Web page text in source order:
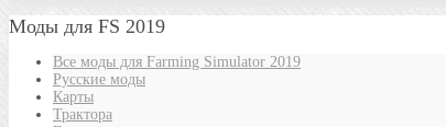
Моды для FS 2019
Все моды для Farming Simulator 2019
Русские моды
Карты
Трактора